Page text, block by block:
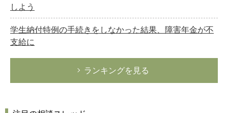
しよう
学生納付特例の手続きをしなかった結果、障害年金が不
支給に
ランキングを見る